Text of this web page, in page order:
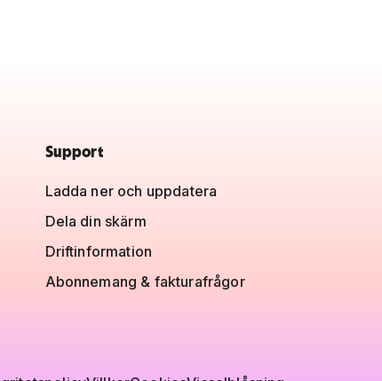
Support
Ladda ner och uppdatera
Dela din skärm
Driftinformation
Abonnemang & fakturafrågor